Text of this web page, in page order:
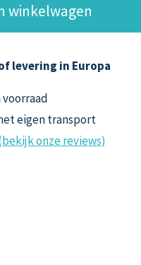
winkelwagen
levering in Europa
eigen transport
onze reviews)